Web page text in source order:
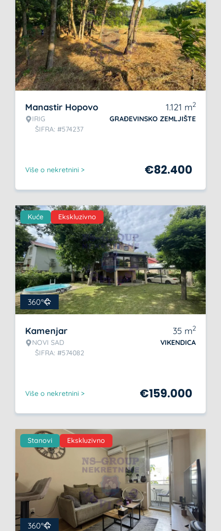
Manastir Hopovo
IRIG
ŠIFRA: #574237
1.121 m2
GRAĐEVINSKO ZEMLJIŠTE
Više o nekretnini > €82.400
Kuće Ekskluzivno
360°
Kamenjar
NOVI SAD
ŠIFRA: #574082
35 m2
VIKENDICA
Više o nekretnini > €159.000
Stanovi Ekskluzivno
360°